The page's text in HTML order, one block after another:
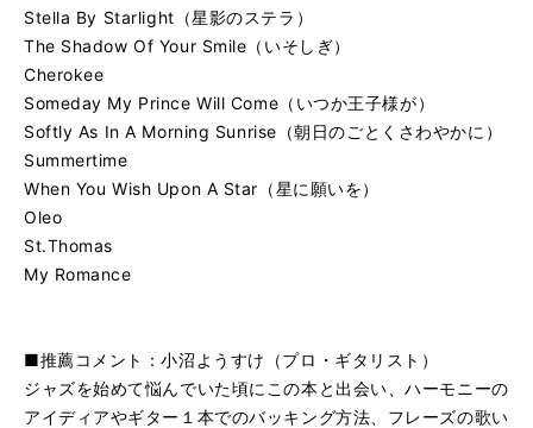
Stella By Starlight（星影のステラ）
The Shadow Of Your Smile（いそしぎ）
Cherokee
Someday My Prince Will Come（いつか王子様が）
Softly As In A Morning Sunrise（朝日のごとくさわやかに）
Summertime
When You Wish Upon A Star（星に願いを）
Oleo
St.Thomas
My Romance
■推薦コメント：小沼ようすけ（プロ・ギタリスト）
ジャズを始めて悩んでいた頃にこの本と出会い、ハーモニーの
アイディアやギター１本でのバッキング方法、フレーズの歌い